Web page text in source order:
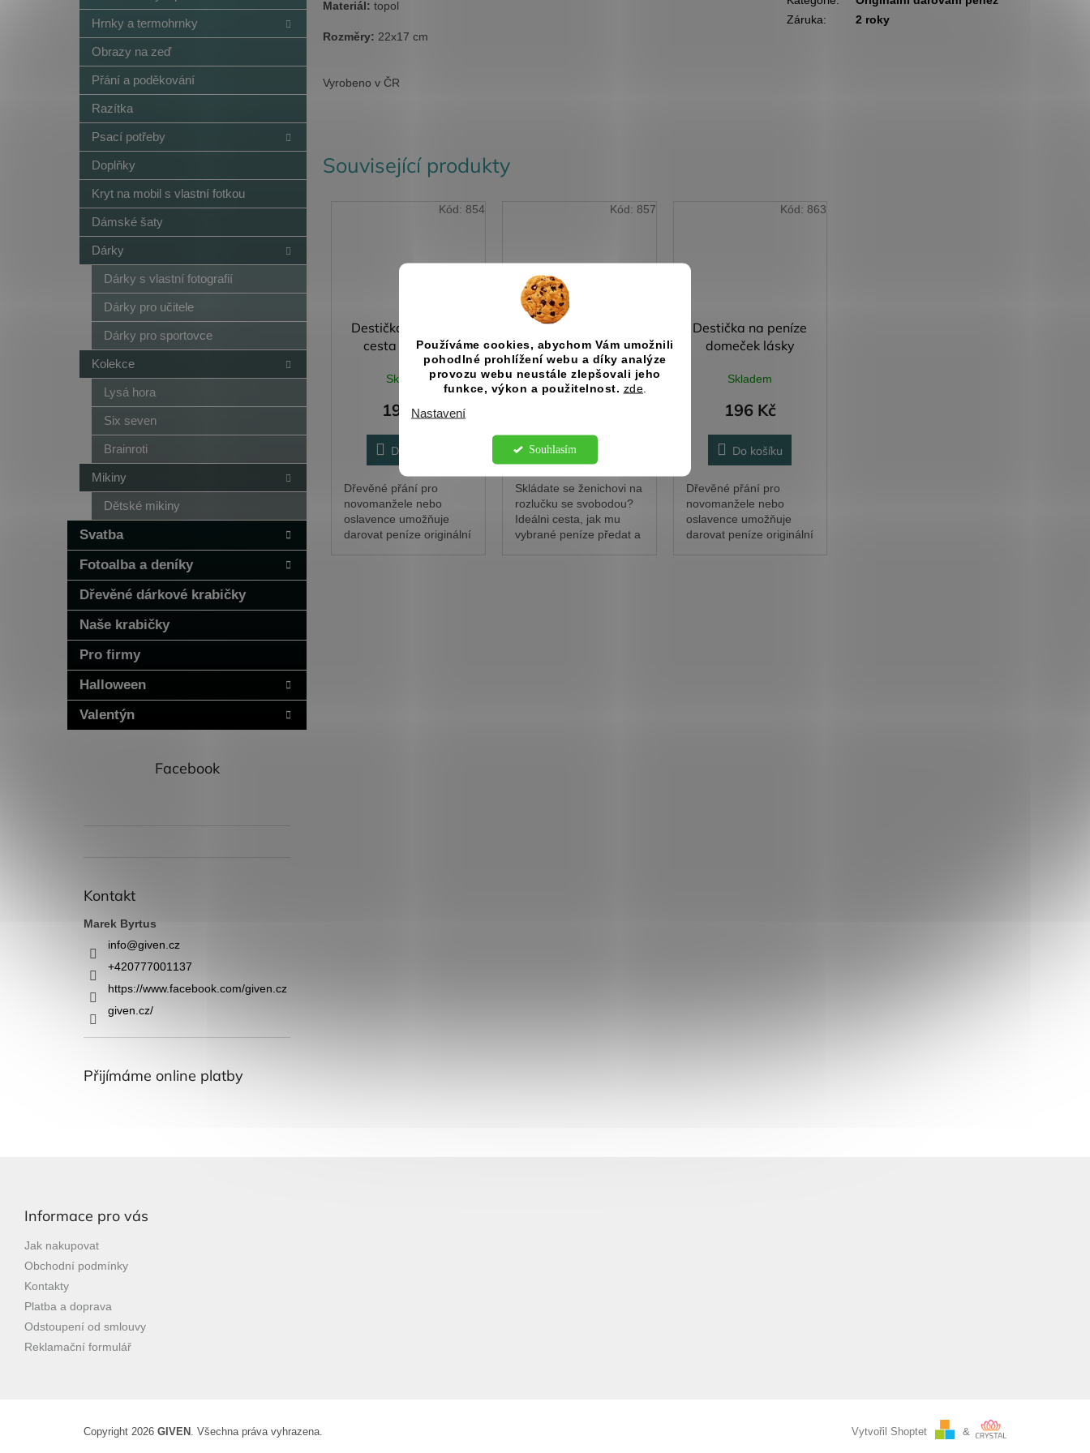
Používáme cookies, abychom Vám umožnili
pohodlné prohlížení webu a díky analýze
provozu webu neustále zlepšovali jeho
funkce, výkon a použitelnost. zde
Nastavení
Souhlasím
Hrnky a termohrnky
Obrazy na zeď
Přání a poděkování
Razítka
Psací potřeby
Doplňky
Kryt na mobil s vlastní fotkou
Dámské šaty
Dárky
Dárky s vlastní fotografií
Dárky pro učitele
Dárky pro sportovce
Kolekce
Lysá hora
Six seven
Brainroti
Mikiny
Dětské mikiny
Svatba
Fotoalba a deníky
Dřevěné dárkové krabičky
Naše krabičky
Pro firmy
Halloween
Valentýn
Facebook
Kontakt
Marek Byrtus
info@given.cz
+420777001137
https://www.facebook.com/given.cz
given.cz/
Přijímáme online platby
Související produkty
Destička na peníze
cesta letadlem
Skladem
196 Kč
Do košíku
Dřevěné přání pro
novomanžele nebo
oslavence umožňuje
darovat peníze originální
Kód: 854
Destička na peníze či
poukaz game over
Skladem
Do košíku
Skládate se ženichovi na
rozlučku se svobodou?
Ideálni cesta, jak mu
vybrané peníze předat a
Kód: 857
Destička na peníze
domeček lásky
Skladem
196 Kč
Do košíku
Dřevěné přání pro
novomanžele nebo
oslavence umožňuje
darovat peníze originální
Kód: 863
Materiál: topol
Rozměry: 22x17 cm
Vyrobeno v ČR
Záruka: 2 roky
Informace pro vás
Jak nakupovat
Obchodní podmínky
Kontakty
Platba a doprava
Odstoupení od smlouvy
Reklamační formulář
Vytvořil Shoptet &
Copyright 2026 GIVEN . Všechna práva vyhrazena.